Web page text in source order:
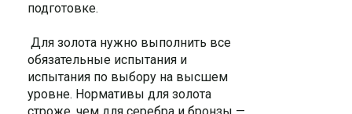
подготовке.
Для золота нужно выполнить все
обязательные испытания и
испытания по выбору на высшем
уровне. Нормативы для золота